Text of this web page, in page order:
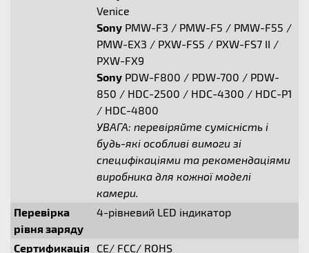
Venice
Sony PMW-F3 / PMW-F5 / PMW-F55 /
PMW-EX3 / PXW-FS5 / PXW-FS7 II /
PXW-FX9
Sony PDW-F800 / PDW-700 / PDW-
850 / HDC-2500 / HDC-4300 / HDC-P1
/ HDC-4800
УВАГА: перевіряйте сумісність і
будь-які особливі вимоги зі
специфікаціями та рекомендаціями
виробника для кожної моделі
камери.
Перевірка
рівня заряду
4-рівневий LED індикатор
Сертификація
CE/ FCC/ ROHS